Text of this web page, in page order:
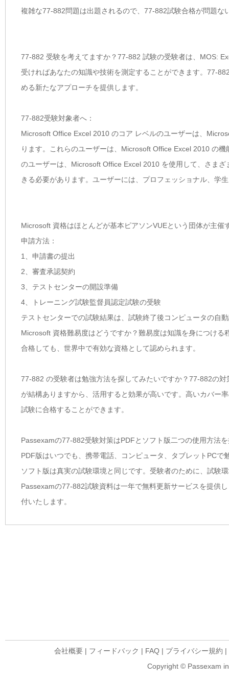
複雑な77-882問題は出題されるので、77-882試験合格が問題な
77-882 受験を考えてますか？77-882 試験の受験者は、MOS:
受ければあなたの知識や技術を測定することができます。77-
める新たなアプローチを提供します。
77-882受験対象者へ：
Microsoft Office Excel 2010 のコア レベルのユーザーは、
ります。これらのユーザーは、Microsoft Office Excel 2010 の
のユーザーは、Microsoft Office Excel 2010 を使用して、さま
きる必要があります。ユーザーには、プロフェッショナル、学
Microsoft 資格はほとんどが基本ピアソンVUEという団体が主
申請方法：
1、申請書の提出
2、審査承認契約
3、テストセンターの開設準備
4、トレーニング試験監督員認定試験の受験
テストセンターでの試験結果は、試験終了後コンピュータの自
Microsoft 資格難易度はどうですか？難易度は知識を身につけ
合格しても、世界中で有効な資格として認められます。
77-882 の受験者は勉強方法を探してみたいですか？77-882の
が結構ありますから、活用すると効果が高いです。高いカバー
試験に合格することができます。
Passexamの77-882受験対策はPDFとソフト版二つの使用方法
PDF版はいつでも、携帯電話、コンピュータ、タブレットPCで
ソフト版は真実の試験環境と同じです。受験者のために、試験
Passexamの77-882試験資料は一年で無料更新サービスを提供
付いたします。
会社概要 | フィードバック | FAQ | プライバシー規約 |
Copyright © Passexam